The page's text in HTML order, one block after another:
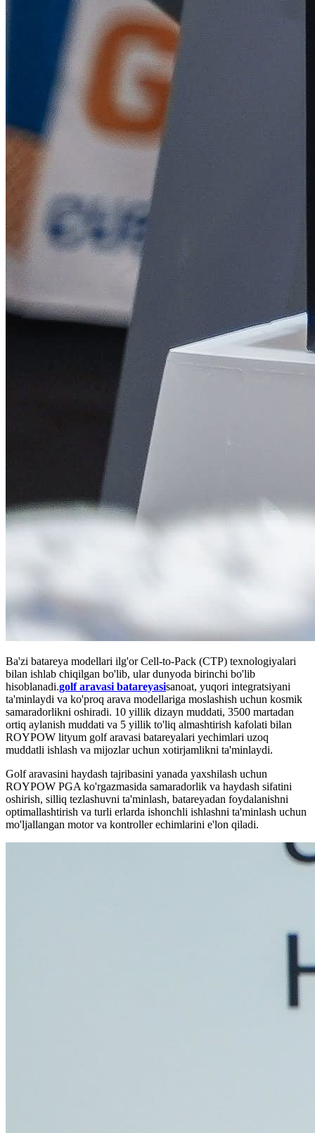
Ba'zi batareya modellari ilg'or Cell-to-Pack (CTP) texnologiyalari
bilan ishlab chiqilgan bo'lib, ular dunyoda birinchi bo'lib
hisoblanadi.golf aravasi batareyasisanoat, yuqori integratsiyani
ta'minlaydi va ko'proq arava modellariga moslashish uchun kosmik
samaradorlikni oshiradi. 10 yillik dizayn muddati, 3500 martadan
ortiq aylanish muddati va 5 yillik to'liq almashtirish kafolati bilan
ROYPOW lityum golf aravasi batareyalari yechimlari uzoq
muddatli ishlash va mijozlar uchun xotirjamlikni ta'minlaydi.
Golf aravasini haydash tajribasini yanada yaxshilash uchun
ROYPOW PGA ko'rgazmasida samaradorlik va haydash sifatini
oshirish, silliq tezlashuvni ta'minlash, batareyadan foydalanishni
optimallashtirish va turli erlarda ishonchli ishlashni ta'minlash uchun
mo'ljallangan motor va kontroller echimlarini e'lon qiladi.